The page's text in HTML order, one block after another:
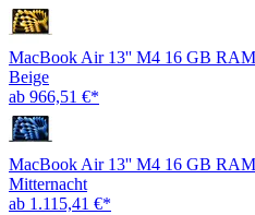
MacBook Air 13'' M4 16 GB
Beige
ab 966,51 €*
MacBook Air 13'' M4 16 GB
Mitternacht
ab 1.115,41 €*